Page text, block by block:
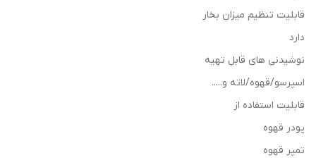
قابلیت تنظیم میزان بخار
دارد
نوشیدنی های قابل تهیه
اسپرسو/قهوه/لاته و.....
قابلیت استفاده از
پودر قهوه
تمپر قهوه